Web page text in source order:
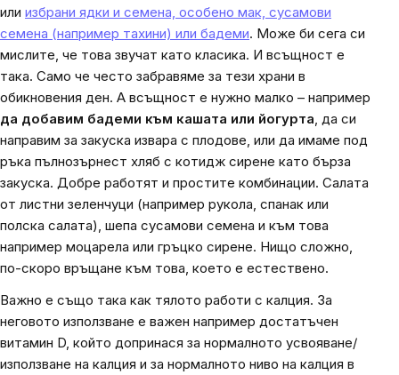
или избрани ядки и семена, особено мак, сусамови
семена (например тахини) или бадеми. Може би сега си
мислите, че това звучат като класика. И всъщност е
така. Само че често забравяме за тези храни в
обикновения ден. А всъщност е нужно малко – например
да добавим бадеми към кашата или йогурта , да си
направим за закуска извара с плодове, или да имаме под
ръка пълнозърнест хляб с котидж сирене като бърза
закуска. Добре работят и простите комбинации. Салата
от листни зеленчуци (например рукола, спанак или
полска салата), шепа сусамови семена и към това
например моцарела или гръцко сирене. Нищо сложно,
по-скоро връщане към това, което е естествено.
Важно е също така как тялото работи с калция. За
неговото използване е важен например достатъчен
витамин D, който допринася за нормалното усвояване/
използване на калция и за нормалното ниво на калция в